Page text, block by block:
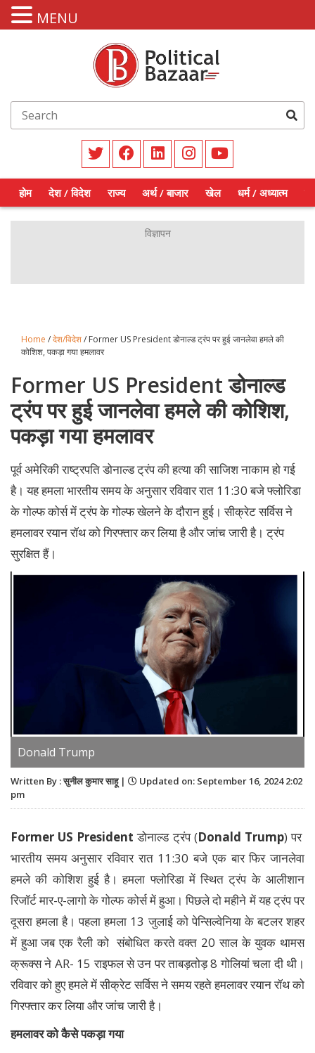
होम देश / विदेश राज्य अर्थ / बाजार खेल धर्म / अध्यात्म
Home /देश/विदेश/ Former US President डोनाल्ड ट्रंप पर हुई जानलेवा हमले की
कोशिश, पकड़ा गया हमलावर
Former US President डोनाल्ड
ट्रंप पर हुई जानलेवा हमले की कोशिश,
पकड़ा गया हमलावर
पूर्व अमेरिकी राष्ट्रपति डोनाल्ड ट्रंप की हत्या की साजिश नाकाम हो गई
है। यह हमला भारतीय समय के अनुसार रविवार रात 11:30 बजे फ्लोरिडा
के गोल्फ कोर्स में ट्रंप के गोल्फ खेलने के दौरान हुई। सीक्रेट सर्विस ने
हमलावर रयान रॉथ को गिरफ्तार कर लिया है और जांच जारी है। ट्रंप
सुरक्षित हैं।
Donald Trump
Written By : सुनील कुमार साहू |
Updated on: September 16, 2024 2:02
pm
Former US President डोनाल्ड ट्रंप (Donald Trump) पर
भारतीय समय अनुसार रविवार रात 11:30 बजे एक बार फिर जानलेवा
हमले की कोशिश हुई है। हमला फ्लोरिडा में स्थित ट्रंप के आलीशान
रिजॉर्ट मार-ए-लागो के गोल्फ कोर्स में हुआ। पिछले दो महीने में यह ट्रंप पर
दूसरा हमला है। पहला हमला 13 जुलाई को पेन्सिल्वेनिया के बटलर शहर
में हुआ जब एक रैली को संबोधित करते वक्त 20 साल के युवक थामस
क्रूक्स ने AR- 15 राइफल से उन पर ताबड़तोड़ 8 गोलियां चला दी थी।
रविवार को हुए हमले में सीक्रेट सर्विस ने समय रहते हमलावर रयान रॉथ को
गिरफ्तार कर लिया और जांच जारी है।
हमलावर को कैसे पकड़ा गया
MENU